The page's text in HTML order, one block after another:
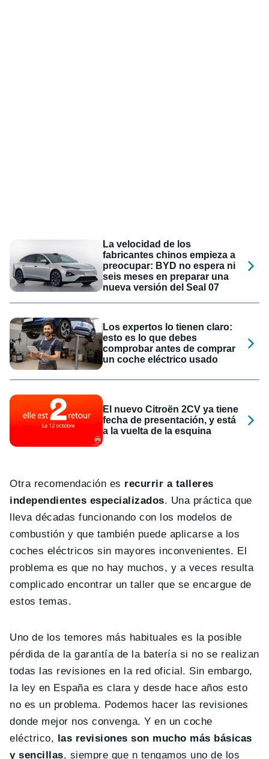
La velocidad de los
fabricantes chinos empieza a
preocupar: BYD no espera ni
seis meses en preparar una
nueva versión del Seal 07
Los expertos lo tienen claro:
esto es lo que debes
comprobar antes de comprar
un coche eléctrico usado
El nuevo Citroën 2CV ya tiene
fecha de presentación, y está
a la vuelta de la esquina
Otra recomendación es recurrir a talleres
independientes especializados. Una práctica que
lleva décadas funcionando con los modelos de
combustión y que también puede aplicarse a los
coches eléctricos sin mayores inconvenientes. El
problema es que no hay muchos, y a veces resulta
complicado encontrar un taller que se encargue de
estos temas.
Uno de los temores más habituales es la posible
pérdida de la garantía de la batería si no se realizan
todas las revisiones en la red oficial. Sin embargo,
la ley en España es clara y desde hace años esto
no es un problema. Podemos hacer las revisiones
donde mejor nos convenga. Y en un coche
eléctrico, las revisiones son mucho más básicas
y sencillas, siempre que n tengamos uno de los